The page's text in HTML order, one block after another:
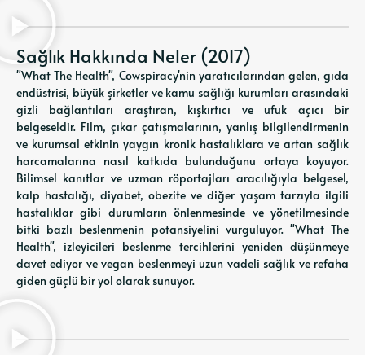
Sağlık Hakkında Neler (2017)
"What The Health", Cowspiracy'nin yaratıcılarından gelen, gıda
endüstrisi, büyük şirketler ve kamu sağlığı kurumları arasındaki
gizli bağlantıları araştıran, kışkırtıcı ve ufuk açıcı bir
belgeseldir. Film, çıkar çatışmalarının, yanlış bilgilendirmenin
ve kurumsal etkinin yaygın kronik hastalıklara ve artan sağlık
harcamalarına nasıl katkıda bulunduğunu ortaya koyuyor.
Bilimsel kanıtlar ve uzman röportajları aracılığıyla belgesel,
kalp hastalığı, diyabet, obezite ve diğer yaşam tarzıyla ilgili
hastalıklar gibi durumların önlenmesinde ve yönetilmesinde
bitki bazlı beslenmenin potansiyelini vurguluyor. "What The
Health", izleyicileri beslenme tercihlerini yeniden düşünmeye
davet ediyor ve vegan beslenmeyi uzun vadeli sağlık ve refaha
giden güçlü bir yol olarak sunuyor.